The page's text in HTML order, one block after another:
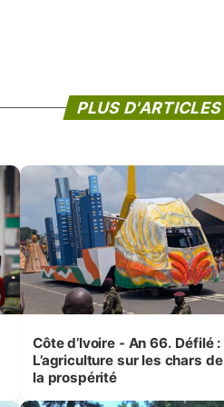
PLUS D'ARTICLES
Côte d’Ivoire - An 66. Défilé :
L’agriculture sur les chars de
la prospérité